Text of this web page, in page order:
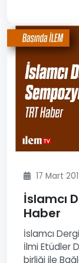
17 Mart
İslamcı
Haber
İslamcı
İlmi Etüdler
birliği ile